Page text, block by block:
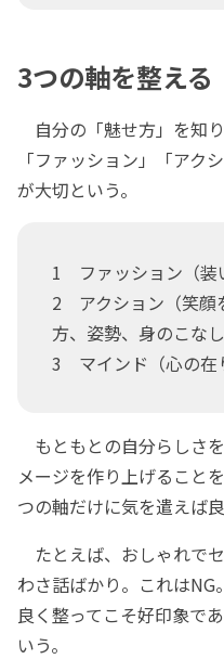
3つの軸を整える
自分の「魅せ方」を知
「ファッション」「アク
が大切という。
1 ファッション（装
2 アクション（笑顔
方、姿勢、身のこなし
3 マインド（心の在
もともとの自分らしさ
メージを作り上げること
つの軸だけに気を遣えば
たとえば、おしゃれで
わさ話ばかり。これは
良く整ってこそ好印象で
いう。